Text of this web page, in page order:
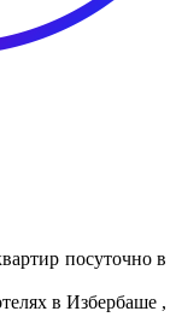
посуточно в
в Избербаше ,